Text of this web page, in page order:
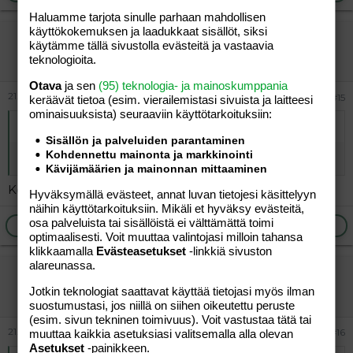
vierailija
Vieras
21.05.2026 #15
Pienellä vaivalla sai selvitettyä, yllätti
Kerro!!!!!!!!!!!!!!!!!!!!!!!!
Ilmoita asiaton viesti
vierailija
Vieras
21.05.2026 #16
Haluamme tarjota sinulle parhaan mahdollisen
käyttökokemuksen ja laadukkaat sisällöt, siksi
käytämme tällä sivustolla evästeitä ja vastaavia
teknologioita.
Otavaja sen (95) teknologia- ja mainoskumppania
keräävät tietoa (esim. vierailemis­tasi sivuista ja laitteesi
ominaisuuk­sista) seuraaviin käyttötarkoituksiin:
Sisällön ja palveluiden parantaminen
Kohdennettu mainonta ja markkinointi
Kävijämäärien ja mainonnan mittaaminen
Hyväksymällä evästeet, annat luvan tietojesi käsittelyyn
näihin käyttötarkoituksiin. Mikäli et hyväksy evästeitä,
osa palveluista tai sisällöistä ei välttämättä toimi
optimaalisesti. Voit muuttaa valintojasi milloin tahansa
klikkaamalla Evästeasetukset -linkkiä sivuston
alareunassa.
Jotkin teknologiat saattavat käyttää tietojasi myös ilman
suostumustasi, jos niillä on siihen oikeutettu peruste
(esim. sivun tekninen toimivuus). Voit vastustaa tätä tai
muuttaa kaikkia asetuksiasi valitsemalla alla olevan
Asetukset -painikkeen.